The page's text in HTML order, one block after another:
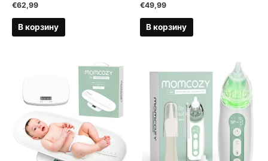
€62,99
В корзину
€49,99
В корзину